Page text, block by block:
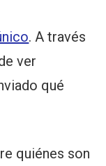
. A través
ver
qué
quiénes son